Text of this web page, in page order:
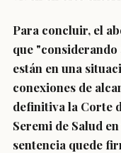
Para concluir, el
que "considerando
están en una
conexiones de
definitiva la Corte
Seremi de Salud
sentencia quede